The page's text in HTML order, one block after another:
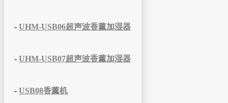
- UHM-USB06超声波香薰加湿器
- UHM-USB07超声波香薰加湿器
- USB08香薰机